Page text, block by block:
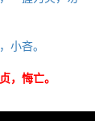
小吝。
，悔亡。